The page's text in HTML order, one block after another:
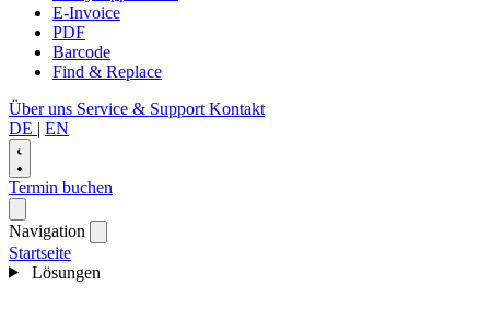
E-Invoice
PDF
Barcode
Find & Replace
Über uns Service & Support Kontakt
DE | EN
Termin buchen
Navigation
Startseite
Lösungen